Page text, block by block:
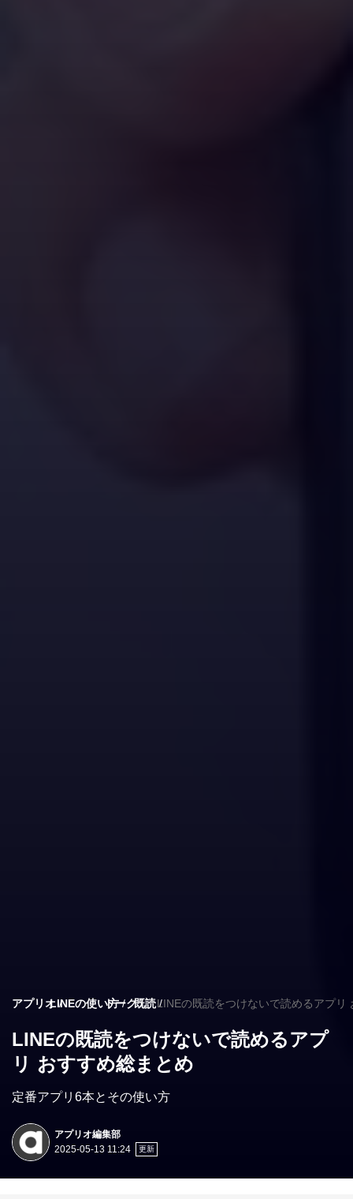
アプリオLINEの使い方トーク既読LINEの既読をつけないで読めるアプ
LINEの既読をつけないで読めるアプ
リ おすすめ総まとめ
定番アプリ6本とその使い方
アプリオ編集部
2025-05-13 11:24